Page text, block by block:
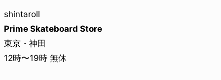
shintaroll
Prime Skateboard Store
東京・神田
12時〜19時 無休